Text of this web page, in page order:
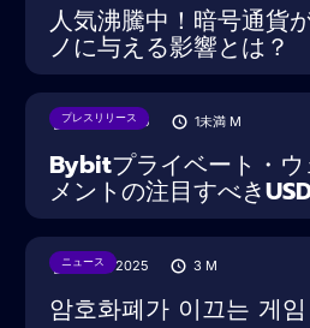
人気沸騰中！暗号通貨
ノに与える影響とは？
プレスリリース
18/08/2025 1未満 M
Bybitプライベート・
メントの注目すべき
ニュース
15/08/2025 3 M
암호화폐가 이끄는 게